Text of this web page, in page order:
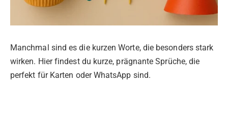
Manchmal sind es die kurzen Worte, die besonders stark
wirken. Hier findest du kurze, prägnante Sprüche, die
perfekt für Karten oder WhatsApp sind.